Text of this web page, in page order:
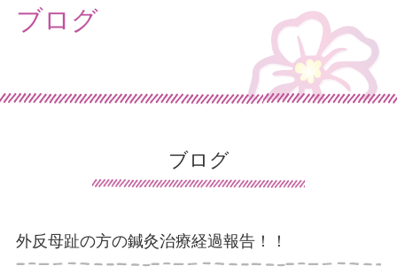
求人について
ブログ
ブログ
ブログ
外反母趾の方の鍼灸治療経過報告！！